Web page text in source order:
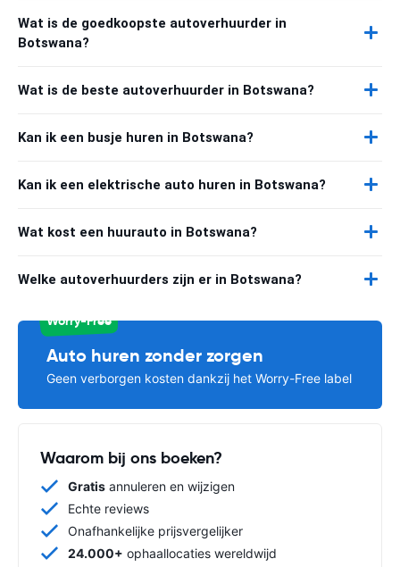
Wat is de goedkoopste autoverhuurder in
Botswana?
Wat is de beste autoverhuurder in Botswana?
Kan ik een busje huren in Botswana?
Kan ik een elektrische auto huren in Botswana?
Wat kost een huurauto in Botswana?
Welke autoverhuurders zijn er in Botswana?
Worry-Free
Auto huren zonder zorgen
Geen verborgen kosten dankzij het Worry-Free label
Waarom bij ons boeken?
Gratis annuleren en wijzigen
Echte reviews
Onafhankelijke prijsvergelijker
24.000+ ophaallocaties wereldwijd